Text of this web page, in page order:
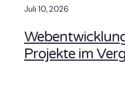
Juli 10, 2026
Projekte im